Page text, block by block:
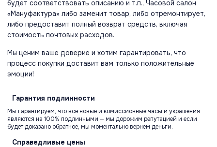
будет соответствовать описанию и т.п., Часовой салон
«Мануфактура» либо заменит товар, либо отремонтирует,
либо предоставит полный возврат средств, включая
стоимость почтовых расходов.
Мы ценим ваше доверие и хотим гарантировать, что
процесс покупки доставит вам только положительные
эмоции!
Гарантия подлинности
Мы гарантируем, что все новые и комиссионные часы и украшения
являются на 100% подлинными — мы дорожим репутацией и если
будет доказано обратное, мы моментально вернем деньги.
Справедливые цены